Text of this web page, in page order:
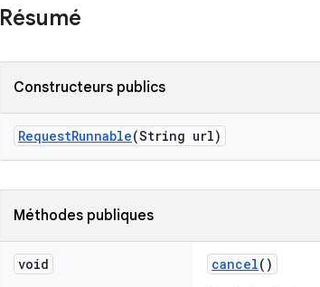
Résumé
Constructeurs publics
RequestRunnable(String url)
Méthodes publiques
void cancel()